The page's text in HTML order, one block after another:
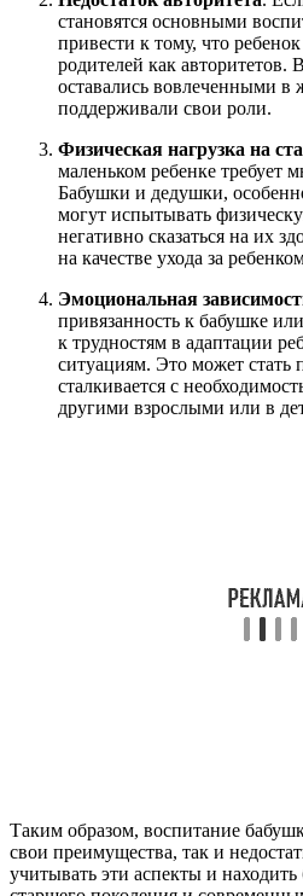
становятся основными
привести к тому, что
родителей как авторитетов.
оставались вовлеченными в
поддерживали свои роли.
Физическая нагрузка на
маленьком ребенке требует
Бабушки и дедушки,
могут испытывать
негативно сказаться на их
на качестве ухода за
Эмоциональная
привязанность к бабушке
к трудностям в адаптации
ситуациям. Это может стать
сталкивается с
другими взрослыми или в
Таким образом, воспитание
свои преимущества, так и
учитывать эти аспекты и